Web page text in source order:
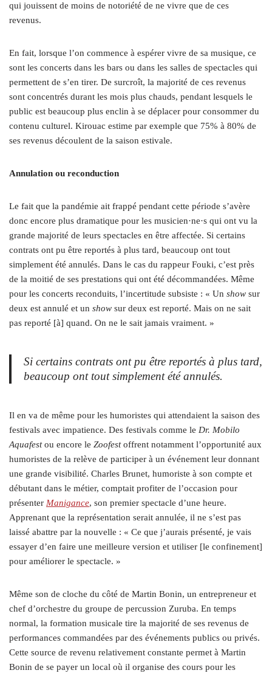
qui jouissent de moins de notoriété de ne vivre que de ces
revenus.
En fait, lorsque l’on commence à espérer vivre de sa musique, ce
sont les concerts dans les bars ou dans les salles de spectacles qui
permettent de s’en tirer. De surcroît, la majorité de ces revenus
sont concentrés durant les mois plus chauds, pendant lesquels le
public est beaucoup plus enclin à se déplacer pour consommer du
contenu culturel. Kirouac estime par exemple que 75% à 80% de
ses revenus découlent de la saison estivale.
Annulation ou reconduction
Le fait que la pandémie ait frappé pendant cette période s’avère
donc encore plus dramatique pour les musicien·ne·s qui ont vu la
grande majorité de leurs spectacles en être affectée. Si certains
contrats ont pu être reportés à plus tard, beaucoup ont tout
simplement été annulés. Dans le cas du rappeur Fouki, c’est près
de la moitié de ses prestations qui ont été décommandées. Même
pour les concerts reconduits, l’incertitude subsiste : « Un show sur
deux est annulé et un show sur deux est reporté. Mais on ne sait
pas reporté [à] quand. On ne le sait jamais vraiment. »
Si certains contrats ont pu être reportés à plus tard,
beaucoup ont tout simplement été annulés.
Il en va de même pour les humoristes qui attendaient la saison des
festivals avec impatience. Des festivals comme le Dr. Mobilo
Aquafestou encore le Zoofestoffrent notamment l’opportunité aux
humoristes de la relève de participer à un événement leur donnant
une grande visibilité. Charles Brunet, humoriste à son compte et
débutant dans le métier, comptait profiter de l’occasion pour
présenter Manigance, son premier spectacle d’une heure.
Apprenant que la représentation serait annulée, il ne s’est pas
laissé abattre par la nouvelle : « Ce que j’aurais présenté, je vais
essayer d’en faire une meilleure version et utiliser [le confinement]
pour améliorer le spectacle. »
Même son de cloche du côté de Martin Bonin, un entrepreneur et
chef d’orchestre du groupe de percussion Zuruba. En temps
normal, la formation musicale tire la majorité de ses revenus de
performances commandées par des événements publics ou privés.
Cette source de revenu relativement constante permet à Martin
Bonin de se payer un local où il organise des cours pour les